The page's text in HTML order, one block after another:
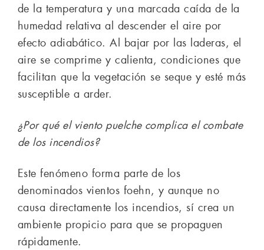
de la temperatura y una marcada caída de la
humedad relativa al descender el aire por
efecto adiabático. Al bajar por las laderas, el
aire se comprime y calienta, condiciones que
facilitan que la vegetación se seque y esté más
susceptible a arder.
¿Por qué el viento puelche complica el combate
de los incendios?
Este fenómeno forma parte de los
denominados vientos foehn, y aunque no
causa directamente los incendios, sí crea un
ambiente propicio para que se propaguen
rápidamente.